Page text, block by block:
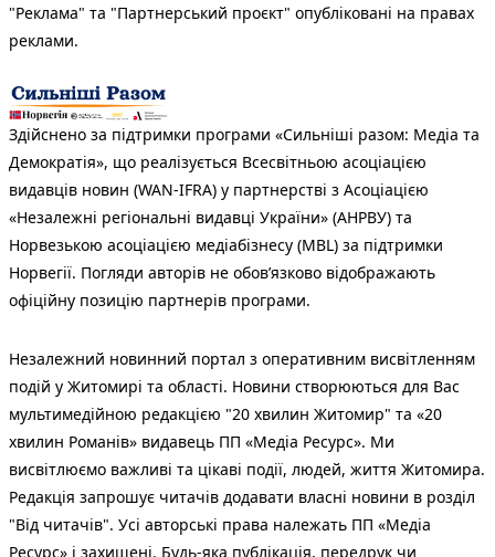
"Реклама" та "Партнерський проєкт" опубліковані на правах
реклами.
Здійснено за підтримки програми «Сильніші разом: Медіа та
Демократія», що реалізується Всесвітньою асоціацією
видавців новин (WAN-IFRA) у партнерстві з Асоціацією
«Незалежні регіональні видавці України» (АНРВУ) та
Норвезькою асоціацією медіабізнесу (MBL) за підтримки
Норвегії. Погляди авторів не обов’язково відображають
офіційну позицію партнерів програми.
Незалежний новинний портал з оперативним висвітленням
подій у Житомирі та області. Новини створюються для Вас
мультимедійною редакцією "20 хвилин Житомир" та «20
хвилин Романів» видавець ПП «Медіа Ресурс». Ми
висвітлюємо важливі та цікаві події, людей, життя Житомира.
Редакція запрошує читачів додавати власні новини в розділ
"Від читачів". Усі авторські права належать ПП «Медіа
Ресурс» і захищені. Будь-яка публiкацiя, передрук чи